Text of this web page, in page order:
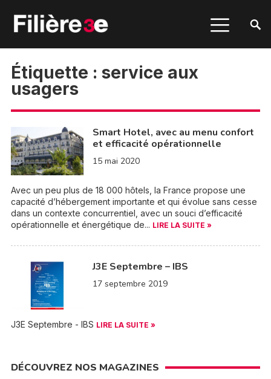
Étiquette : service aux
usagers
Smart Hotel, avec au menu confort
et efficacité opérationnelle
15 mai 2020
Avec un peu plus de 18 000 hôtels, la France propose une
capacité d’hébergement importante et qui évolue sans cesse
dans un contexte concurrentiel, avec un souci d’efficacité
opérationnelle et énergétique de... LIRE LA SUITE »
J3E Septembre – IBS
17 septembre 2019
J3E Septembre - IBS LIRE LA SUITE »
DÉCOUVREZ NOS MAGAZINES